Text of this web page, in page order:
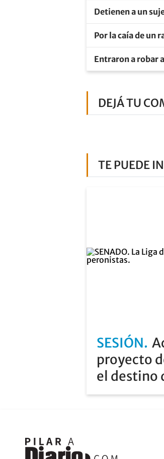
Detienen a un
Por la caía de un
Entraron a robar
DEJÁ TU
TE PUEDE
SESIÓN
proyecto
el destino